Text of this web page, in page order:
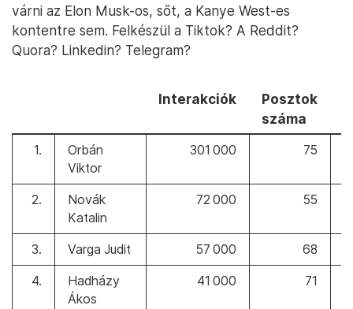
várni az Elon Musk-os, sőt, a Kanye West-es
kontentre sem. Felkészül a Tiktok? A Reddit?
Quora? Linkedin? Telegram?
Interakciók
Posztok
száma
1.
Orbán
Viktor
301 000 75
2.
Novák
Katalin
72 000 55
3. Varga Judit 57 000 68
4.
Hadházy
Ákos
41 000 71